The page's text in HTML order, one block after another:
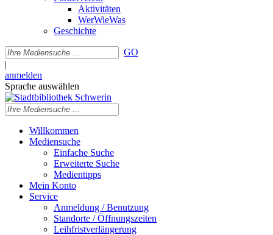
Aktivitäten
WerWieWas
Geschichte
GO
|
anmelden
Sprache auswählen
Willkommen
Mediensuche
Einfache Suche
Erweiterte Suche
Medientipps
Mein Konto
Service
Anmeldung / Benutzung
Standorte / Öffnungszeiten
Leihfristverlängerung